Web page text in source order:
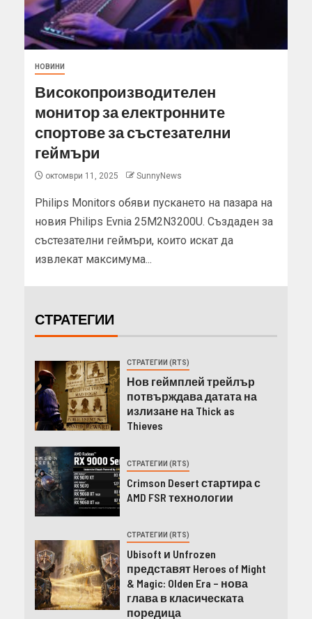
НОВИНИ
Високопроизводителен
монитор за електронните
спортове за състезателни
геймъри
октомври 11, 2025 SunnyNews
Philips Monitors обяви пускането на пазара на
новия Philips Evnia 25M2N3200U. Създаден за
състезателни геймъри, които искат да
извлекат максимума...
СТРАТЕГИИ
СТРАТЕГИИ (RTS)
Нов геймплей трейлър
потвърждава датата на
излизане на Thick as
Thieves
СТРАТЕГИИ (RTS)
Crimson Desert стартира с
AMD FSR технологии
СТРАТЕГИИ (RTS)
Ubisoft и Unfrozen
представят Heroes of Might
& Magic: Olden Era – нова
глава в класическата
поредица